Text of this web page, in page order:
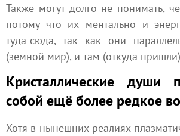
Также могут долго не понимать,
потому что их ментально и
туда-сюда, так как они
(земной мир), и там (откуда
Кристаллические души
собой ещё более редкое
Хотя в нынешних реалиях